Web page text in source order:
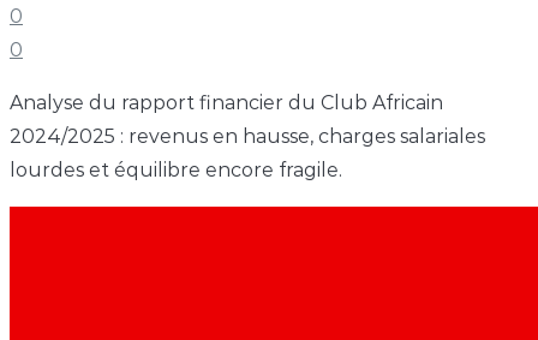
0
0
Analyse du rapport financier du Club Africain
2024/2025 : revenus en hausse, charges salariales
lourdes et équilibre encore fragile.